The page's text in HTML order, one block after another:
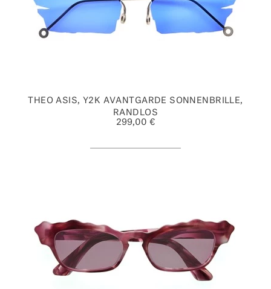
THEO ASIS, Y2K AVANTGARDE SONNENBRILLE,
RANDLOS
299,00 €